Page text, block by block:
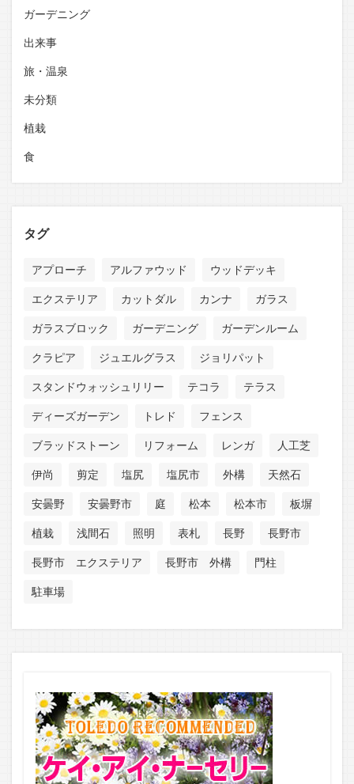
ガーデニング
出来事
旅・温泉
未分類
植栽
食
タグ
アプローチ アルファウッド
ウッドデッキ
エクステリア
カットダル カンナ
ガラス
ガラスブロック
ガーデニング
ガーデンルーム
クラピア
ジュエルグラス
ジョリパット
スタンドウォッシュリリー
テコラ
テラス
ディーズガーデン
トレド
フェンス
ブラッドストーン
リフォーム レンガ
人工芝
伊尚
剪定 塩尻 塩尻市 外構
天然石
安曇野
安曇野市 庭 松本 松本市
板塀
植栽
浅間石 照明 表札 長野
長野市
長野市 エクステリア
長野市 外構
門柱
駐車場